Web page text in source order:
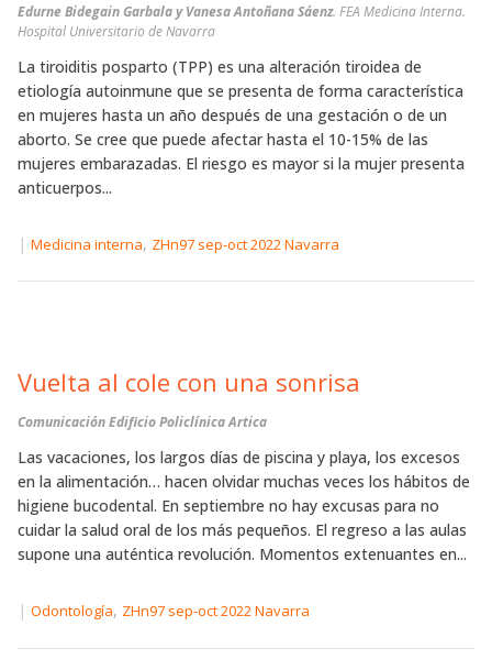
Edurne Bidegain Garbala y Vanesa Antoñana Sáenz. FEA Medicina Interna.
Hospital Universitario de Navarra
La tiroiditis posparto (TPP) es una alteración tiroidea de
etiología autoinmune que se presenta de forma característica
en mujeres hasta un año después de una gestación o de un
aborto. Se cree que puede afectar hasta el 10-15% de las
mujeres embarazadas. El riesgo es mayor si la mujer presenta
anticuerpos...
| Medicina interna, ZHn97 sep-oct 2022 Navarra
Vuelta al cole con una sonrisa
Comunicación Edificio Policlínica Artica
Las vacaciones, los largos días de piscina y playa, los excesos
en la alimentación… hacen olvidar muchas veces los hábitos de
higiene bucodental. En septiembre no hay excusas para no
cuidar la salud oral de los más pequeños. El regreso a las aulas
supone una auténtica revolución. Momentos extenuantes en...
| Odontología, ZHn97 sep-oct 2022 Navarra